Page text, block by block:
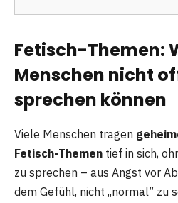
Fetisch-Themen:
Menschen nicht
sprechen können
Viele Menschen tragen
Fetisch-Themen tief in sich,
zu sprechen – aus Angst vor
dem Gefühl, nicht „normal” zu